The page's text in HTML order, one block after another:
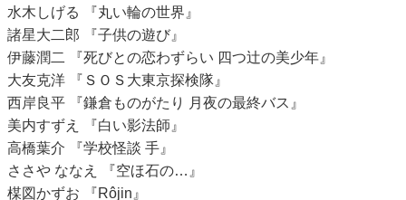
水木しげる 『丸い輪の世界』
諸星大二郎 『子供の遊び』
伊藤潤二 『死びとの恋わずらい 四つ辻の美少年』
大友克洋 『ＳＯＳ大東京探検隊』
西岸良平 『鎌倉ものがたり 月夜の最終バス』
美内すずえ 『白い影法師』
高橋葉介 『学校怪談 手』
ささや ななえ 『空ほ石の…』
楳図かずお 『Rôjin』